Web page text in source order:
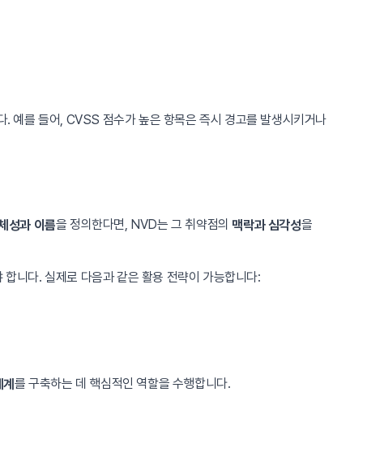
예를 들어, CVSS 점수가 높은 항목은 즉시 경고를 발생시키거나
성과 이름을 정의한다면, NVD는 그 취약점의 맥락과 심각성을
니다. 실제로 다음과 같은 활용 전략이 가능합니다:
를 구축하는 데 핵심적인 역할을 수행합니다.